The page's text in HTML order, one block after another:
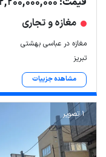
مغازه و تجاری
مغازه در عباسی بهشتی
تبریز
مشاهده جزییات
1 تصویر